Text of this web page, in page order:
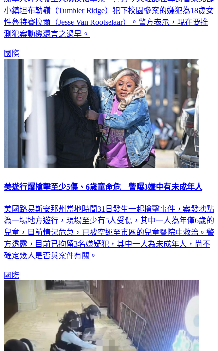
小鎮坦布勒嶺（Tumbler Ridge）犯下校園慘案的嫌犯為18歲女
性魯特賽拉爾（Jesse Van Rootselaar）。警方表示，現在要推
測犯案動機還言之過早。
國際
美遊行爆槍擊至少5傷、6歲童命危 警曝3嫌中有未成年人
美國路易斯安那州當地時間31日發生一起槍擊事件，案發地點
為一場地方遊行，現場至少有5人受傷，其中一人為年僅6歲的
兒童，目前情況危急，已被空運至市區的兒童醫院中救治。警
方透露，目前已拘留3名嫌疑犯，其中一人為未成年人，尚不
確定幾人是否與案件有關。
國際